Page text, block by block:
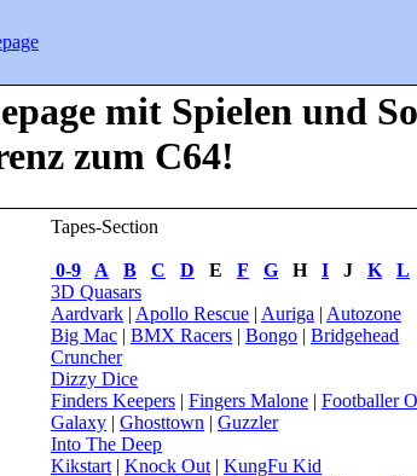
mit Spielen und
zum C64!
Tapes-Section
0-9 A B C D E F G H I J K L
3D Quasars
Aardvark | Apollo Rescue | Auriga | Autozone
Big Mac | BMX Racers | Bongo | Bridgehead
Cruncher
Dizzy Dice
Finders Keepers | Fingers Malone | Footballer
Galaxy | Ghosttown | Guzzler
Into The Deep
Kikstart | Knock Out | KungFu Kid